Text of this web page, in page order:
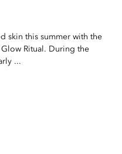
skin this summer with the
Glow Ritual. During the
...